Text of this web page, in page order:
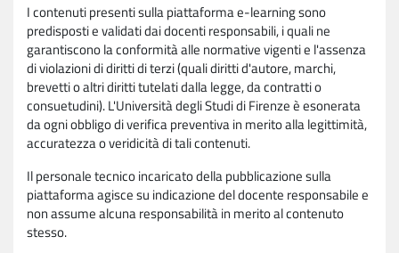
I contenuti presenti sulla piattaforma e-learning sono
predisposti e validati dai docenti responsabili, i quali ne
garantiscono la conformità alle normative vigenti e l'assenza
di violazioni di diritti di terzi (quali diritti d'autore, marchi,
brevetti o altri diritti tutelati dalla legge, da contratti o
consuetudini). L'Università degli Studi di Firenze è esonerata
da ogni obbligo di verifica preventiva in merito alla legittimità,
accuratezza o veridicità di tali contenuti.
Il personale tecnico incaricato della pubblicazione sulla
piattaforma agisce su indicazione del docente responsabile e
non assume alcuna responsabilità in merito al contenuto
stesso.